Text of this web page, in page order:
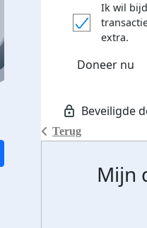
Terug
Ik wil
extra.
Doneer nu
Mijn